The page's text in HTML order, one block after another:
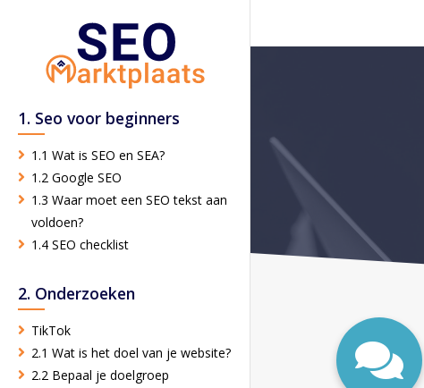
1. Seo voor beginners
1.1 Wat is SEO en SEA?
1.2 Google SEO
1.3 Waar moet een SEO tekst aan
voldoen?
1.4 SEO checklist
2. Onderzoeken
TikTok
2.1 Wat is het doel van je website?
2.2 Bepaal je doelgroep